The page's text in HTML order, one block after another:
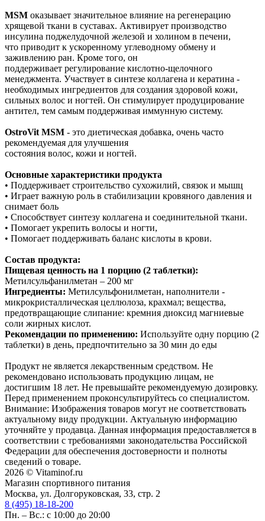
МSМ оказывает значительное влияние на регенерацию
хрящевой ткани в суставах. Активирует производство
инсулина поджелудочной железой и холином в печени,
что приводит к ускоренному углеводному обмену и
заживлению ран. Кроме того, он
поддерживает регулирование кислотно-щелочного
менеджмента. Участвует в синтезе коллагена и кератина -
необходимых ингредиентов для создания здоровой кожи,
сильных волос и ногтей. Он стимулирует продуцирование
антител, тем самым поддерживая иммунную систему.
OstroVit MSM - это диетическая добавка, очень часто
рекомендуемая для улучшения
состояния волос, кожи и ногтей.
Основные характеристики продукта
• Поддерживает строительство сухожилий, связок и мышц
• Играет важную роль в стабилизации кровяного давления и
снимает боль
• Способствует синтезу коллагена и соединительной ткани.
• Помогает укрепить волосы и ногти,
• Помогает поддерживать баланс кислоты в крови.
Состав продукта:
Пищевая ценность на 1 порцию (2 таблетки):
Метилсульфанилметан – 200 мг
Ингредиенты: Метилсульфонилметан, наполнители -
микрокристаллическая целлюлоза, крахмал; вещества,
предотвращающие слипание: кремния диоксид магниевые
соли жирных кислот.
Рекомендации по применению: Используйте одну порцию (2
таблетки) в день, предпочтительно за 30 мин до еды
Продукт не является лекарственным средством. Не
рекомендовано использовать продукцию лицам, не
достигшим 18 лет. Не превышайте рекомендуемую дозировку.
Перед применением проконсультируйтесь со специалистом.
Внимание: Изображения товаров могут не соответствовать
актуальному виду продукции. Актуальную информацию
уточняйте у продавца. Данная информация предоставляется в
соответствии с требованиями законодательства Российской
Федерации для обеспечения достоверности и полноты
сведений о товаре.
2026 © Vitaminof.ru
Магазин спортивного питания
Москва, ул. Долгоруковская, 33, стр. 2
8 (495) 18-18-200
Пн. – Вс.: с 10:00 до 20:00